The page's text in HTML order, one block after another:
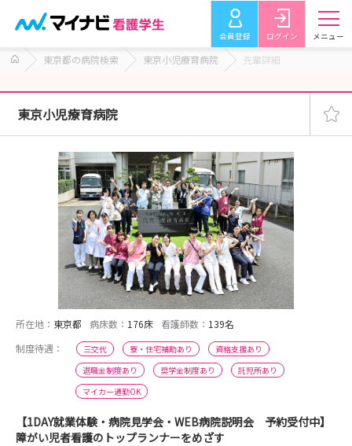
会員登録 ログイン メニュー
東京都の病院検索 東京小児療育病院 先輩詳細
東京小児療育病院
所在地： 東京都 病床数： 176床 看護師数： 139名
制度待遇：
三交代 寮・住宅補助あり
資格支援あり
退職金制度あり
奨学金制度あり
託児所あり
マイカー通勤OK
【1DAY就業体験・病院見学会・WEB病院説明会 予約受付中】
障がい児者看護のトップランナーをめざす